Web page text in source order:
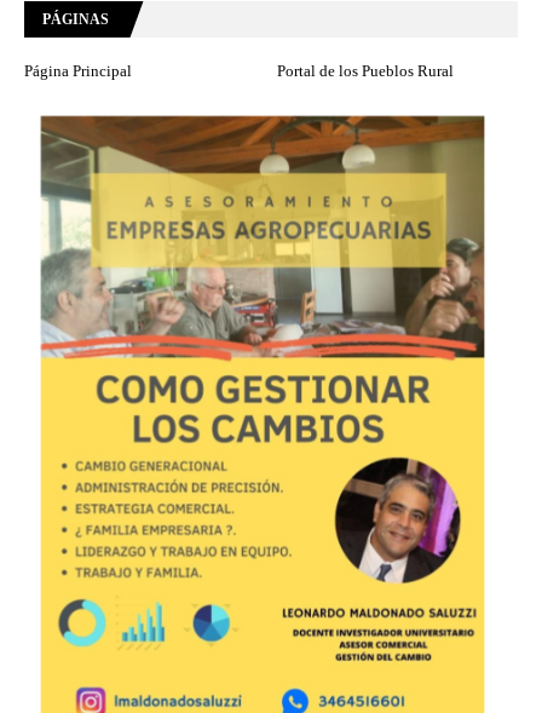
PÁGINAS
Página Principal Portal de los Pueblos Rural